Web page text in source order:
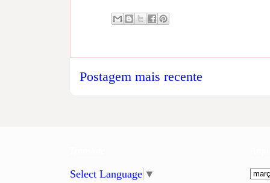
Postagem mais recente
Select Language ▼